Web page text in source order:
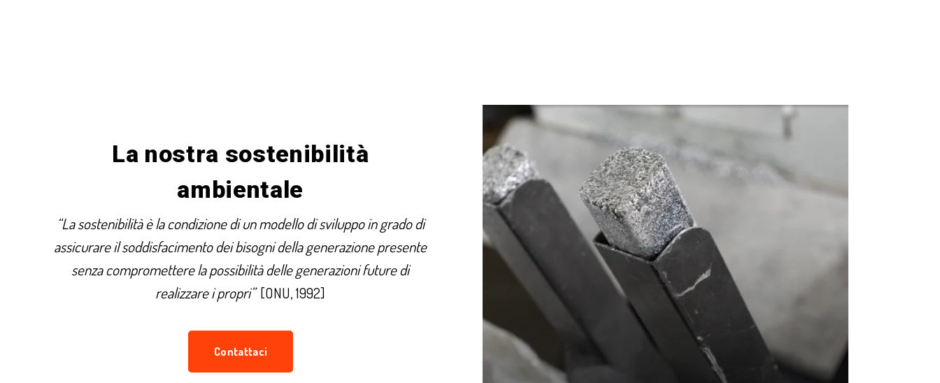
La nostra sostenibilità
ambientale
“La sostenibilità è la condizione di un modello di sviluppo in grado di
assicurare il soddisfacimento dei bisogni della generazione presente
senza compromettere la possibilità delle generazioni future di
realizzare i propri”[ONU, 1992]
Contattaci